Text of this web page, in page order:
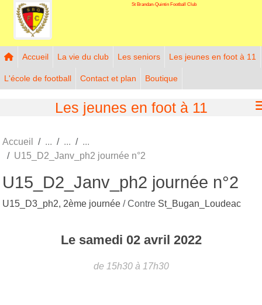
St Brandan-Quintin Football Club
Accueil La vie du club Les seniors Les jeunes en foot à 11
L'école de football Contact et plan Boutique
Les jeunes en foot à 11
Accueil
U15_D2_Janv_ph2 journée n°2
U15_D2_Janv_ph2 journée n°2
U15_D3_ph2, 2ème journée / Contre St_Bugan_Loudeac
Le samedi 02 avril 2022
de 15h30 à 17h30
Panneau de gestion des cookies